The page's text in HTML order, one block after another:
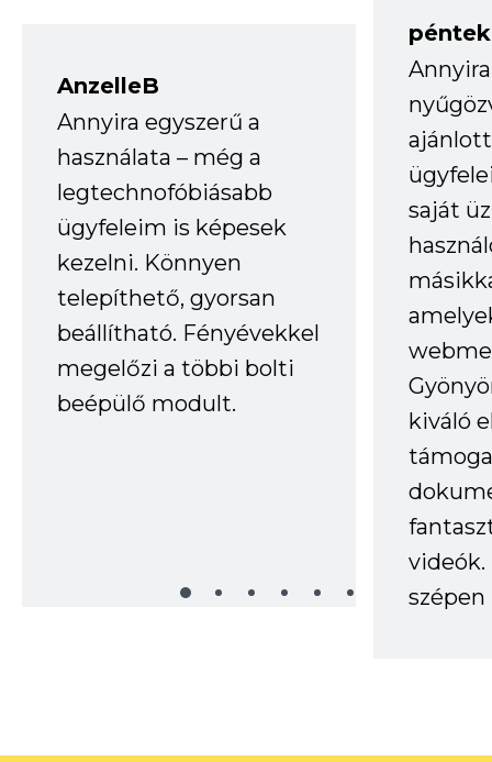
AnzelleB
Annyira egyszerű a
használata – még a
legtechnofóbiásabb
ügyfeleim is képesek
kezelni. Könnyen
telepíthető, gyorsan
beállítható. Fényévekkel
megelőzi a többi bolti
beépülő modult.
saját
kiváló
videók.